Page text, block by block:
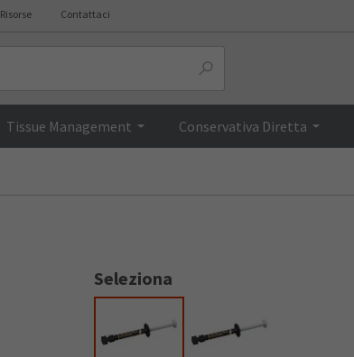
Risorse Contattaci
Tissue Management Conservativa Diretta
Seleziona